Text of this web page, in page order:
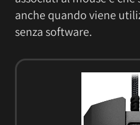
anche quando viene
senza software.